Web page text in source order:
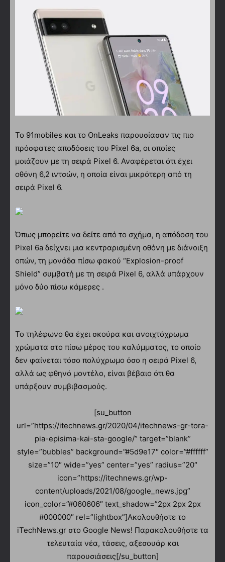
Το 91mobiles και το OnLeaks παρουσίασαν τις πιο
πρόσφατες αποδόσεις του Pixel 6a, οι οποίες
μοιάζουν με τη σειρά Pixel 6. Αναφέρεται ότι έχει
οθόνη 6,2 ιντσών, η οποία είναι μικρότερη από τη
σειρά Pixel 6.
Όπως μπορείτε να δείτε από το σχήμα, η απόδοση του
Pixel 6a δείχνει μια κεντραρισμένη οθόνη με διάνοιξη
οπών, τη μονάδα πίσω φακού “Explosion-proof
Shield” συμβατή με τη σειρά Pixel 6, αλλά υπάρχουν
μόνο δύο πίσω κάμερες .
Το τηλέφωνο θα έχει σκούρα και ανοιχτόχρωμα
χρώματα στο πίσω μέρος του καλύμματος, το οποίο
δεν φαίνεται τόσο πολύχρωμο όσο η σειρά Pixel 6,
αλλά ως φθηνό μοντέλο, είναι βέβαιο ότι θα
υπάρξουν συμβιβασμούς.
[su_button
url=”https://itechnews.gr/2020/04/itechnews-gr-tora-
pia-episima-kai-sta-google/” target=”blank”
style=”bubbles” background=”#5d9e17″ color=”#ffffff”
size=”10″ wide=”yes” center=”yes” radius=”20″
icon=”https://itechnews.gr/wp-
content/uploads/2021/08/google_news.jpg”
icon_color=”#060606″ text_shadow=”2px 2px 2px
#000000″ rel=”lightbox”]Ακολουθήστε το
iTechNews.gr στο Google News! Παρακολουθήστε τα
τελευταία νέα, τάσεις, αξεσουάρ και
παρουσιάσεις[/su_button]